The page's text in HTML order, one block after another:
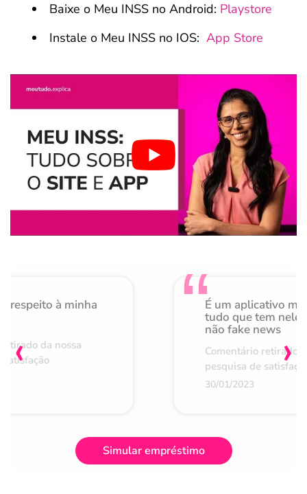
Baixe o Meu INSS no Android: Playstore
Instale o Meu INSS no IOS: App Store
respeito à minha
da nossa
É um aplicativo
tudo que tem nele
não fake news
Comentário retirado
pesquisa de
30/01/2023
‹ ›
Simular empréstimo